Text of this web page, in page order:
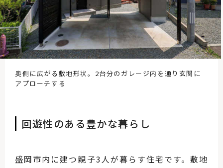
奥側に広がる敷地形状。2台分のガレージ内を通り玄関に
アプローチする
回遊性のある豊かな暮らし
盛岡市内に建つ親子3人が暮らす住宅です。敷地